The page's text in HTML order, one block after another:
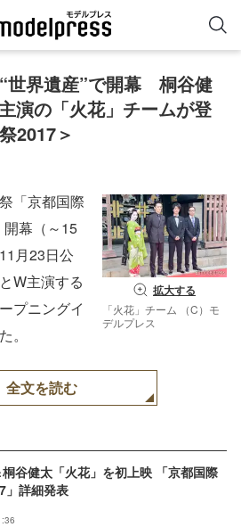
世界遺産”で開幕　桐谷健
演の「火花」チームが登
2017＞
拡大する
「火花」チーム （C）モ
デルプレス
「京都国際
幕（～15
月23日公
W主演する
プニングイ
。
全文を読む
谷健太「火花」を初上映 「京都国際
」詳細発表